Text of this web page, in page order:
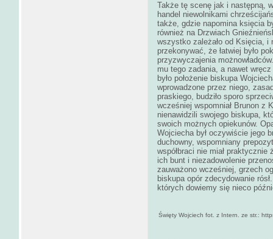
Także tę scenę jak i następną,
handel niewolnikami
także, gdzie napomina księcia
również na Drzwiach
wszystko zależało od Księcia, i
przekonywać, że łatwiej było
przyzwyczajenia
mu tego zadania, a nawet
było położenie biskupa
wprowadzone przez niego,
praskiego, budziło sporo
wcześniej wspomniał Brunon z
nienawidzili swojego biskupa,
swoich możnych opiekunów.
Wojciecha był oczywiście jego
duchowny, wspomniany
współbraci nie miał
ich bunt i niezadowolenie
zauważono wcześniej, grzech
biskupa opór zdecydowanie
których dowiemy się nieco
Święty Wojciech fot. z Intern. ze str.: